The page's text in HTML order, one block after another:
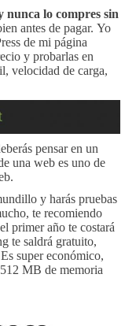
nunca lo compres sin
antes de pagar. Yo
de mi página
y probarlas en
velocidad de carga,
pensar en un
una web es uno de
y harás pruebas
te recomiendo
primer año te costará
te saldrá gratuito,
super económico,
MB de memoria